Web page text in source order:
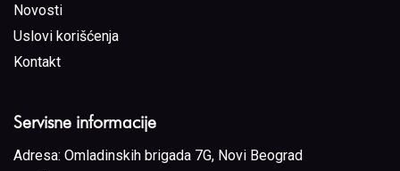
Novosti
Uslovi korišćenja
Kontakt
Servisne informacije
Adresa: Omladinskih brigada 7G, Novi Beograd